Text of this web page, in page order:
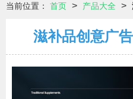
当前位置： 首页 > 产品大全 >
滋补品创意广